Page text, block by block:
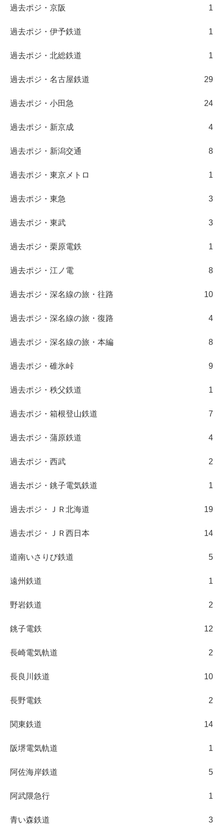
過去ポジ・京阪 1
過去ポジ・伊予鉄道 1
過去ポジ・北総鉄道 1
過去ポジ・名古屋鉄道 29
過去ポジ・小田急 24
過去ポジ・新京成 4
過去ポジ・新潟交通 8
過去ポジ・東京メトロ 1
過去ポジ・東急 3
過去ポジ・東武 3
過去ポジ・栗原電鉄 1
過去ポジ・江ノ電 8
過去ポジ・深名線の旅・往路 10
過去ポジ・深名線の旅・復路 4
過去ポジ・深名線の旅・本編 8
過去ポジ・碓氷峠 9
過去ポジ・秩父鉄道 1
過去ポジ・箱根登山鉄道 7
過去ポジ・蒲原鉄道 4
過去ポジ・西武 2
過去ポジ・銚子電気鉄道 1
過去ポジ・ＪＲ北海道 19
過去ポジ・ＪＲ西日本 14
道南いさりび鉄道 5
遠州鉄道 1
野岩鉄道 2
銚子電鉄 12
長崎電気軌道 2
長良川鉄道 10
長野電鉄 2
関東鉄道 14
阪堺電気軌道 1
阿佐海岸鉄道 5
阿武隈急行 1
青い森鉄道 3